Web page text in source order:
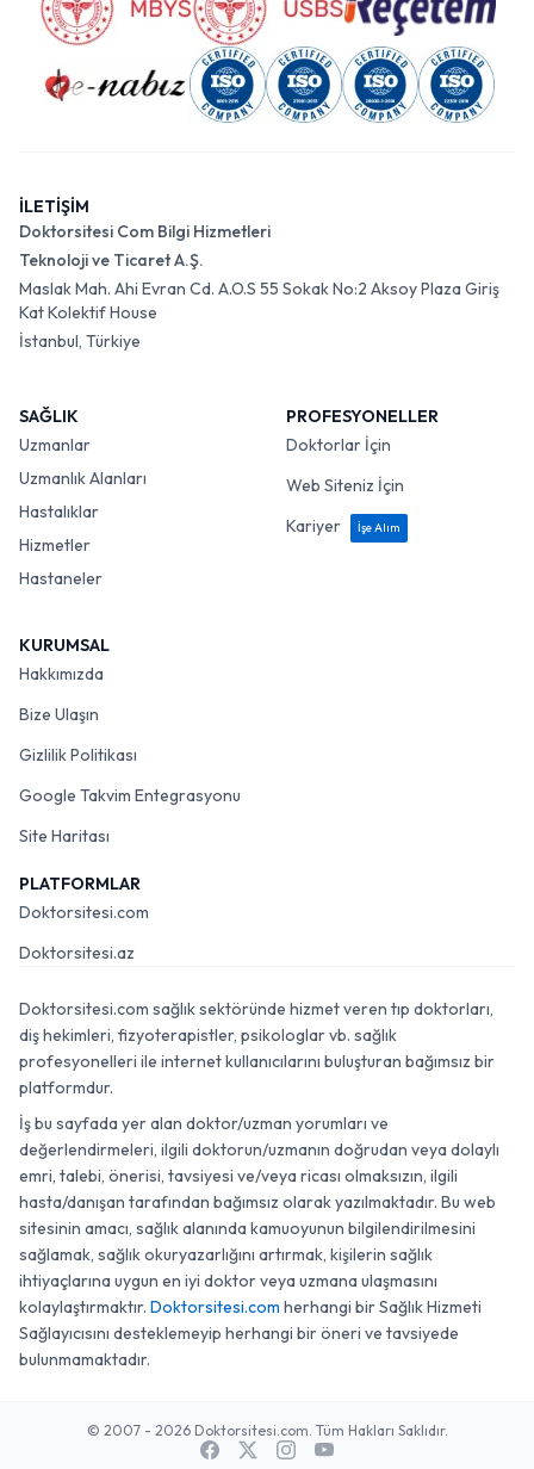
İLETİŞİM
Doktorsitesi Com Bilgi Hizmetleri
Teknoloji ve Ticaret A.Ş.
Maslak Mah. Ahi Evran Cd. A.O.S 55 Sokak No:2 Aksoy Plaza Giriş
Kat Kolektif House
İstanbul, Türkiye
SAĞLIK
Uzmanlar
Uzmanlık Alanları
Hastalıklar
Hizmetler
Hastaneler
PROFESYONELLER
Doktorlar İçin
Web Siteniz İçin
Kariyer
İşe Alım
KURUMSAL
Hakkımızda
Bize Ulaşın
Gizlilik Politikası
Google Takvim Entegrasyonu
Site Haritası
PLATFORMLAR
Doktorsitesi.com
Doktorsitesi.az
Doktorsitesi.com sağlık sektöründe hizmet veren tıp doktorları,
diş hekimleri, fizyoterapistler, psikologlar vb. sağlık
profesyonelleri ile internet kullanıcılarını buluşturan bağımsız bir
platformdur.
İş bu sayfada yer alan doktor/uzman yorumları ve
değerlendirmeleri, ilgili doktorun/uzmanın doğrudan veya dolaylı
emri, talebi, önerisi, tavsiyesi ve/veya ricası olmaksızın, ilgili
hasta/danışan tarafından bağımsız olarak yazılmaktadır. Bu web
sitesinin amacı, sağlık alanında kamuoyunun bilgilendirilmesini
sağlamak, sağlık okuryazarlığını artırmak, kişilerin sağlık
ihtiyaçlarına uygun en iyi doktor veya uzmana ulaşmasını
kolaylaştırmaktır. Doktorsitesi.com herhangi bir Sağlık Hizmeti
Sağlayıcısını desteklemeyip herhangi bir öneri ve tavsiyede
bulunmamaktadır.
© 2007 - 2026 Doktorsitesi.com. Tüm Hakları Saklıdır.